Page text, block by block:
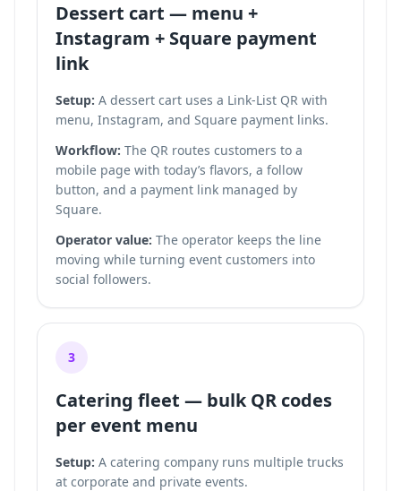
Dessert cart — menu +
Instagram + Square payment
link
Setup: A dessert cart uses a Link-List QR with
menu, Instagram, and Square payment links.
Workflow: The QR routes customers to a
mobile page with today’s flavors, a follow
button, and a payment link managed by
Square.
Operator value: The operator keeps the line
moving while turning event customers into
social followers.
3
Catering fleet — bulk QR codes
per event menu
Setup: A catering company runs multiple trucks
at corporate and private events.